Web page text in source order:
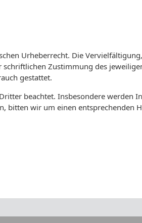
Urheberrecht. Die
Zustimmung des
gestattet.
beachtet. Insbesondere werden
bitten wir um einen entsprechenden